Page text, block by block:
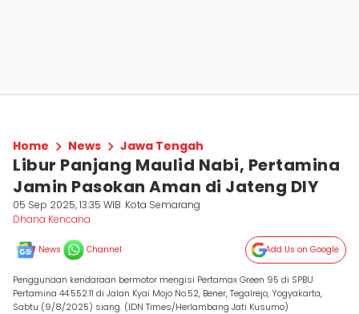
Home News Jawa Tengah
Libur Panjang Maulid Nabi, Pertamina
Jamin Pasokan Aman di Jateng DIY
05 Sep 2025, 13:35 WIB Kota Semarang
Dhana Kencana
News Channel Add Us on Google
Penggunaan kendaraan bermotor mengisi Pertamax Green 95 di SPBU
Pertamina 44.552.11 di Jalan Kyai Mojo No.52, Bener, Tegalrejo, Yogyakarta,
Sabtu (9/8/2025) siang. (IDN Times/Herlambang Jati Kusumo)